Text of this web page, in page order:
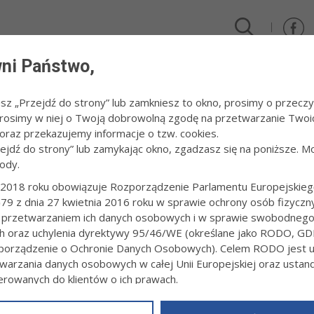
dla dzieci w BWA
WARSZTATY DLA DZIECI W BWA
Redakcja tarnow.pl
Artystycznych w Tarnowie tradycyjnie organizuje podczas
Tegoroczna ich edycja przebiegać będzie pod hasłem
się już w najbliższy poniedziałek, 13 lipca i potrwa do piątku, 17
Państwo,
„Przejdź do strony” lub zamkniesz to okno, prosimy o
w niej o Twoją dobrowolną zgodę na przetwarzanie
przekazujemy informacje o tzw. cookies.
do strony” lub zamykając okno, zgadzasz się na poniższe.
roku obowiązuje Rozporządzenie Parlamentu
z dnia 27 kwietnia 2016 roku w sprawie ochrony osób
ich danych osobowych i w sprawie
oraz uchylenia dyrektywy 95/46/WE (określane jako RODO,
o Ochronie Danych Osobowych). Celem RODO jest
danych osobowych w całej Unii Europejskiej oraz
do klientów o ich prawach.
powyższym, w zakładceRODOna stroniehttps://